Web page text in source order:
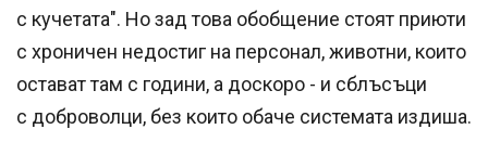
с кучетата". Но зад това обобщение стоят приюти
с хроничен недостиг на персонал, животни, които
остават там с години, а доскоро - и сблъсъци
с доброволци, без които обаче системата издиша.